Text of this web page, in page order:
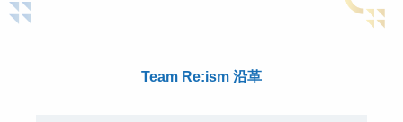
Team Re:ism 沿革